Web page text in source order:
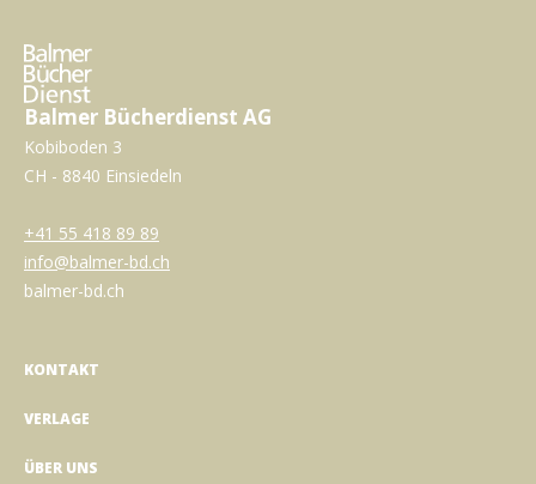
Balmer Bücherdienst AG
Kobiboden 3
CH - 8840 Einsiedeln
+41 55 418 89 89
info@balmer-bd.ch
balmer-bd.ch
KONTAKT
VERLAGE
ÜBER UNS